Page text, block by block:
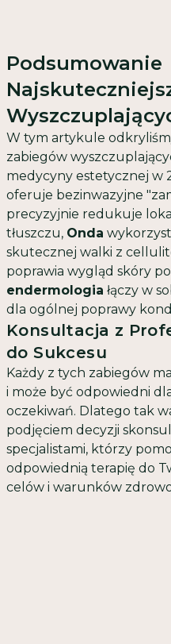
Podsumowanie
W tym artykule
zabiegów
medycyny estetycznej w
oferuje bezinwazyjne
precyzyjnie redukuje
tłuszczu, Onda
skutecznej walki z
poprawia wygląd skóry
endermologia łączy w
dla ogólnej poprawy
Konsultacja z
do Sukcesu
Każdy z tych zabiegów
i może być odpowiedni
oczekiwań. Dlatego tak
podjęciem decyzji
specjalistami, którzy
odpowiednią terapię do
celów i warunków